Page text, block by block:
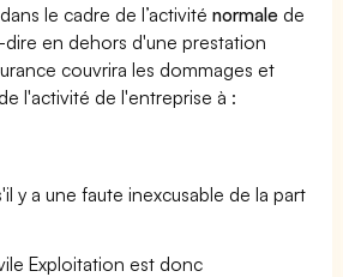
le cadre de l’activiténormale de
dire en dehors d'une prestation
couvrira les dommages et
l'activité de l'entreprise à :
y a une faute inexcusable de la part
Exploitation est donc